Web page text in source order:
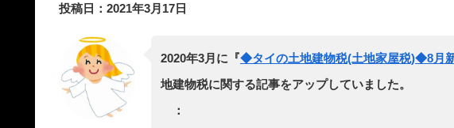
投稿日：2021年3月17日
2020年3月に『◆タイの土地建物税(土地家屋税)◆8月
地建物税に関する記事をアップしていました。
：